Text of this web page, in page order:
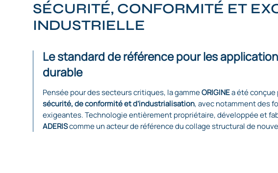
SÉCURITÉ, CONFORMITÉ ET
INDUSTRIELLE
Le standard de référence pour les
durable
Pensée pour des secteurs critiques, la gammeORIGINEa été
sécurité, de conformité et d’industrialisation, avec notamment des
exigeantes. Technologie entièrement propriétaire, développée et
ADERIScomme un acteur de référence du collage structural de